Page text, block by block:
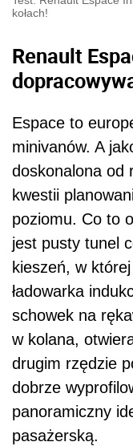
kołach!
Renault
Espace to
minivanów. A
doskonalona od
kwestii
poziomu. Co to
jest pusty tunel
kieszeń, w
ładowarka
schowek na
w kolana,
drugim rzędzie
dobrze
panoramiczny
pasażerską.